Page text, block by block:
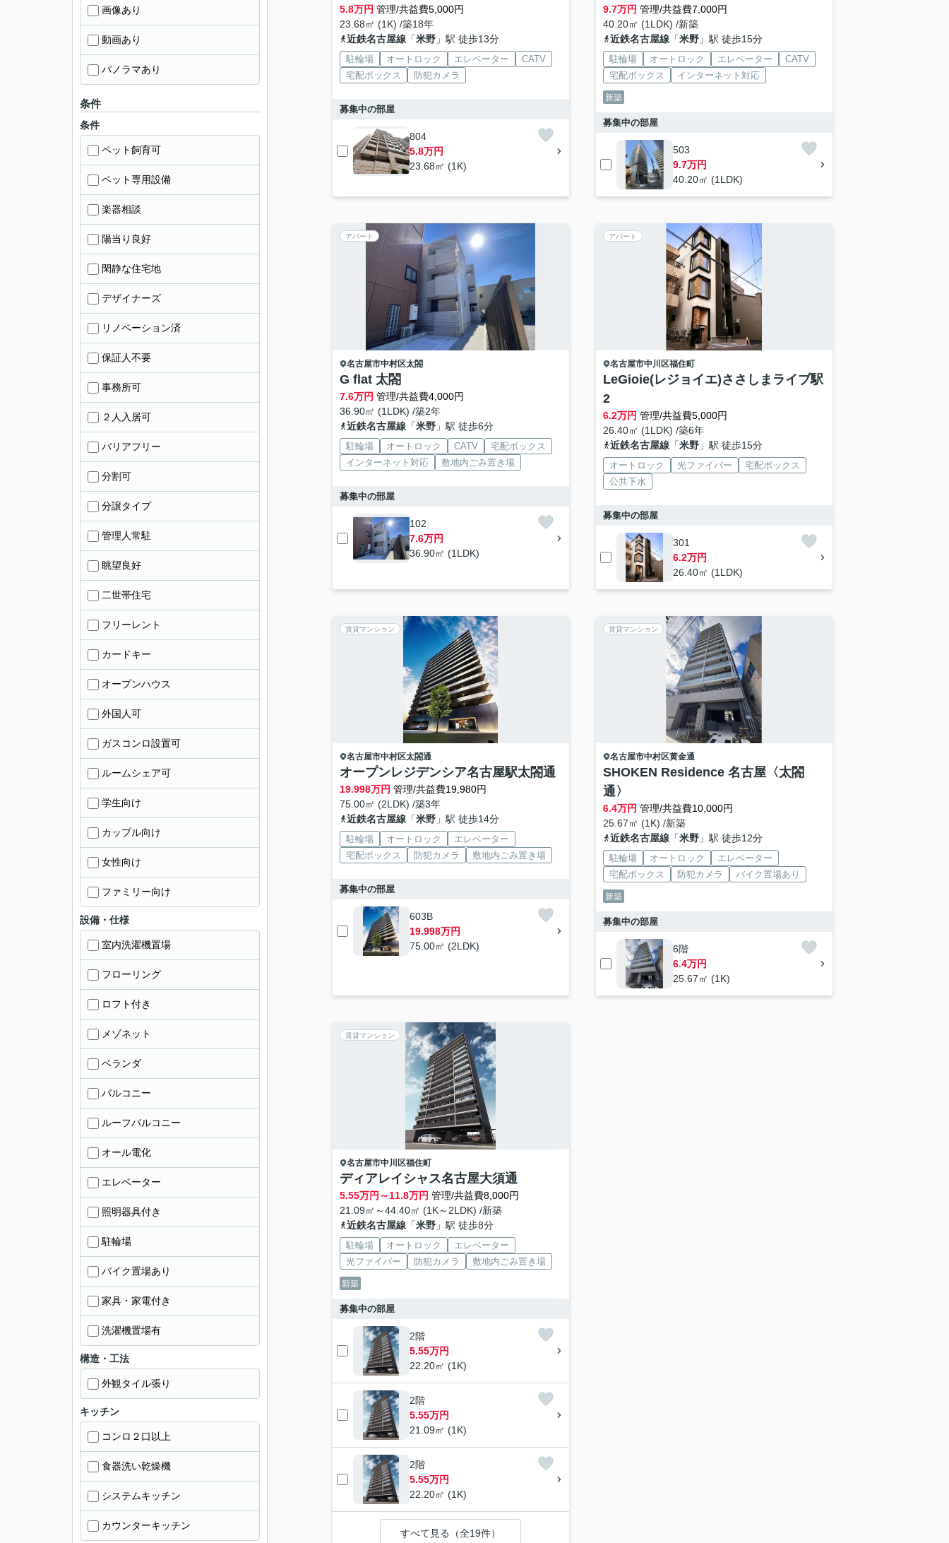
5.8万円 管理/共益費5,000円
23.68㎡ (1K) /築18年
近鉄名古屋線「米野」駅 徒歩13分
駐輪場 オートロック エレベーター
CATV
宅配ボックス
防犯カメラ
募集中の部屋
804
5.8万円
23.68㎡ (1K)
9.7万円 管理/共益費7,000円
40.20㎡ (1LDK) /新築
近鉄名古屋線「米野」駅 徒歩15分
駐輪場 オートロック エレベーター
CATV
宅配ボックス
インターネット対応
新築
募集中の部屋
503
9.7万円
40.20㎡ (1LDK)
アパート
名古屋市中村区太閤
G flat 太閤
7.6万円 管理/共益費4,000円
36.90㎡ (1LDK) /築2年
近鉄名古屋線「米野」駅 徒歩6分
駐輪場 オートロック CATV
宅配ボックス
インターネット対応
敷地内ごみ置き場
募集中の部屋
102
7.6万円
36.90㎡ (1LDK)
アパート
名古屋市中川区福住町
LeGioie(レジョイエ)ささしまライブ駅
2
6.2万円 管理/共益費5,000円
26.40㎡ (1LDK) /築6年
近鉄名古屋線「米野」駅 徒歩15分
オートロック 光ファイバー
宅配ボックス
公共下水
募集中の部屋
301
6.2万円
26.40㎡ (1LDK)
賃貸マンション
名古屋市中村区太閤通
オープンレジデンシア名古屋駅太閤通
19.998万円 管理/共益費19,980円
75.00㎡ (2LDK) /築3年
近鉄名古屋線「米野」駅 徒歩14分
駐輪場 オートロック
エレベーター
宅配ボックス
防犯カメラ 敷地内ごみ置き場
募集中の部屋
603B
19.998万円
75.00㎡ (2LDK)
賃貸マンション
名古屋市中村区黄金通
SHOKEN Residence 名古屋〈太閤
通〉
6.4万円 管理/共益費10,000円
25.67㎡ (1K) /新築
近鉄名古屋線「米野」駅 徒歩12分
駐輪場 オートロック
エレベーター
宅配ボックス
防犯カメラ バイク置場あり
新築
募集中の部屋
6階
6.4万円
25.67㎡ (1K)
賃貸マンション
名古屋市中川区福住町
ディアレイシャス名古屋大須通
5.55万円～11.8万円 管理/共益費8,000円
21.09㎡～44.40㎡ (1K～2LDK) /新築
近鉄名古屋線「米野」駅 徒歩8分
駐輪場 オートロック
エレベーター
光ファイバー
防犯カメラ 敷地内ごみ置き場
新築
募集中の部屋
2階
5.55万円
22.20㎡ (1K)
2階
5.55万円
21.09㎡ (1K)
2階
5.55万円
22.20㎡ (1K)
すべて見る（全19件）
画像あり
動画あり
パノラマあり
条件
条件
ペット飼育可
ペット専用設備
楽器相談
陽当り良好
閑静な住宅地
デザイナーズ
リノベーション済
保証人不要
事務所可
２人入居可
バリアフリー
分割可
分譲タイプ
管理人常駐
眺望良好
二世帯住宅
フリーレント
カードキー
オープンハウス
外国人可
ガスコンロ設置可
ルームシェア可
学生向け
カップル向け
女性向け
ファミリー向け
設備・仕様
室内洗濯機置場
フローリング
ロフト付き
メゾネット
ベランダ
バルコニー
ルーフバルコニー
オール電化
エレベーター
照明器具付き
駐輪場
バイク置場あり
家具・家電付き
洗濯機置場有
構造・工法
外観タイル張り
キッチン
コンロ２口以上
食器洗い乾燥機
システムキッチン
カウンターキッチン